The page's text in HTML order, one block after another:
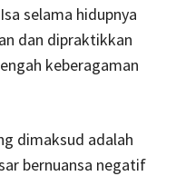
selama hidupnya
dan dipraktikkan
keberagaman
dimaksud adalah
bernuansa negatif